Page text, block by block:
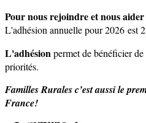
Pour nous rejoindre et nous
L'adhésion annuelle pour 2026 est
L'adhésionpermet de bénéficier
priorités.
Familles Rurales c’est aussi le
France!